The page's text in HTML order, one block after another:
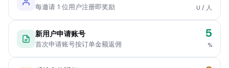
每邀请 1 位用户注册即奖励 U / 人
新用户申请账号
首次申请账号按订单金额返佣
5
%